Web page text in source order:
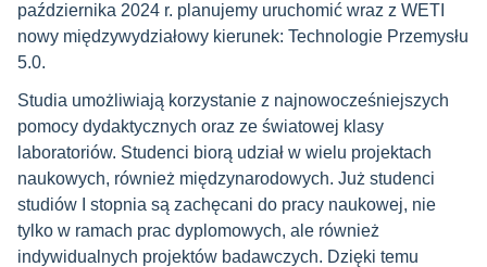
października 2024 r. planujemy uruchomić wraz z WETI
nowy międzywydziałowy kierunek: Technologie Przemysłu
5.0.
Studia umożliwiają korzystanie z najnowocześniejszych
pomocy dydaktycznych oraz ze światowej klasy
laboratoriów. Studenci biorą udział w wielu projektach
naukowych, również międzynarodowych. Już studenci
studiów I stopnia są zachęcani do pracy naukowej, nie
tylko w ramach prac dyplomowych, ale również
indywidualnych projektów badawczych. Dzięki temu